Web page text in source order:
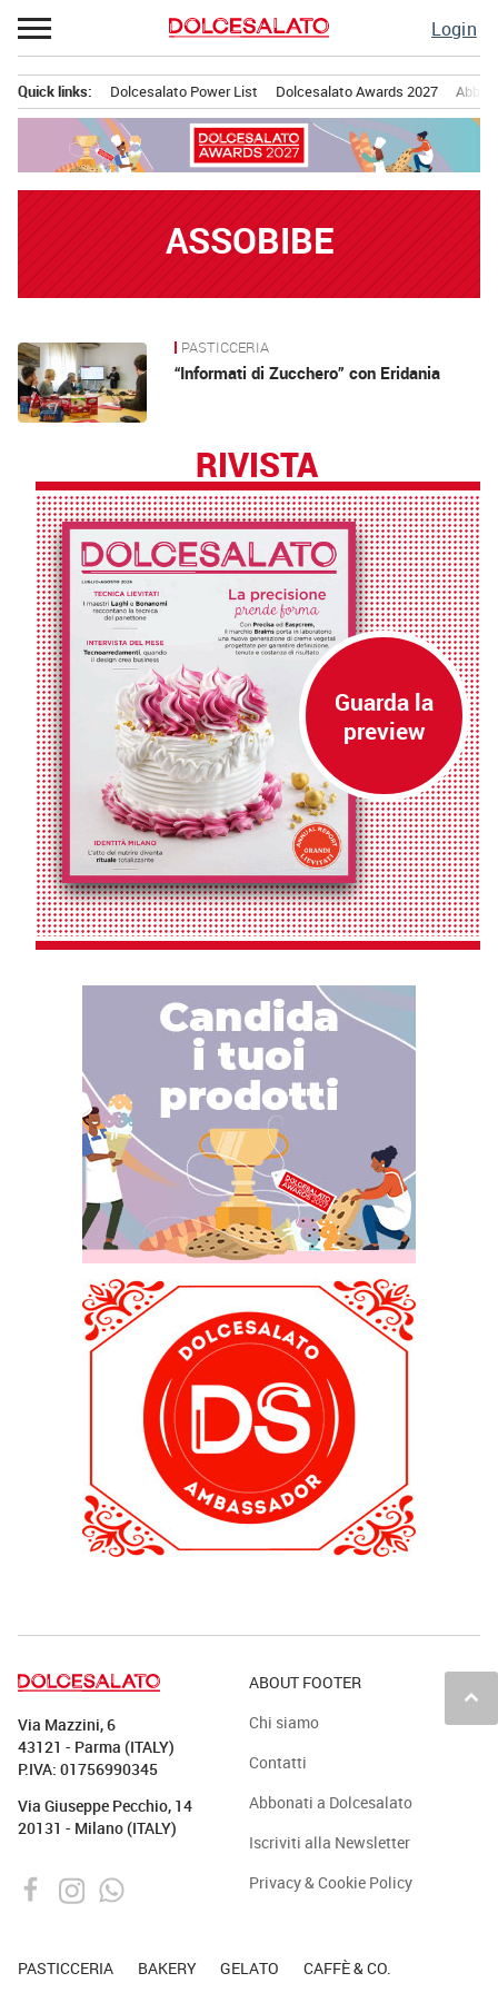
Passa
al
Login
principale
Quick links: Dolcesalato Power List Dolcesalato Awards 2027
ASSOBIBE
News PASTICCERIA
“Informati di Zucchero” con Eridania
RIVISTA
keyboard_arrow_up
Via Mazzini, 6
43121 - Parma (ITALY)
P.IVA: 01756990345
Via Giuseppe Pecchio, 14
20131 - Milano (ITALY)
ABOUT FOOTER
Chi siamo
Contatti
Abbonati a Dolcesalato
Iscriviti alla Newsletter
Privacy & Cookie Policy
PASTICCERIA BAKERY GELATO CAFFÈ & CO.